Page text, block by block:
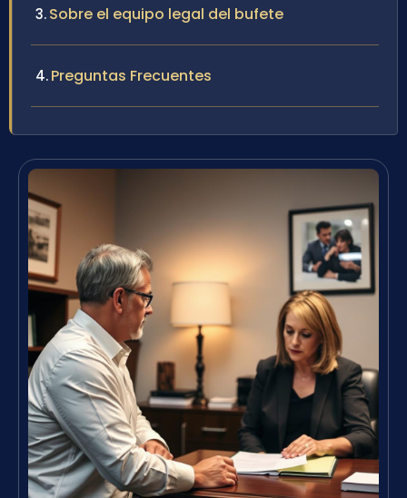
Sobre el equipo legal del bufete
Preguntas Frecuentes